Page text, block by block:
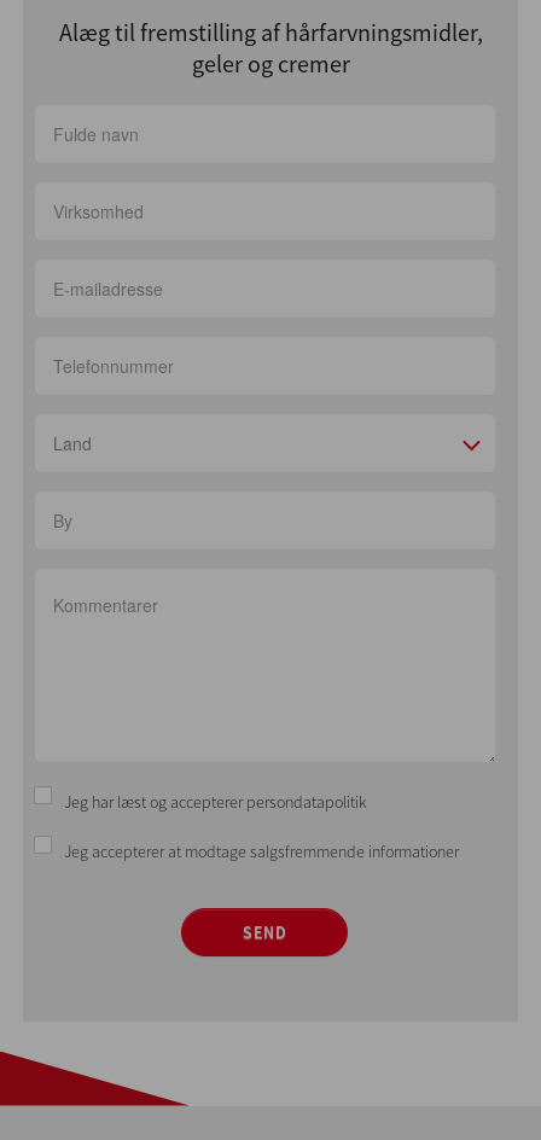
Alæg til fremstilling af hårfarvningsmidler,
geler og cremer
Land
Jeg har læst og accepterer persondatapolitik
Jeg accepterer at modtage salgsfremmende informationer
SEND